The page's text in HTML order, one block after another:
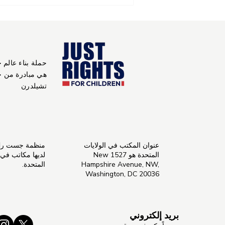
حملة بناء
هي مبادرة
تشيلدرن
منظمة جست
لديها مكاتب في
المتحدة.
عنوان المكتب في الولايات
المتحدة هو 1527 New
Hampshire Avenue, NW,
Washington, DC 20036
بريد إلكتروني